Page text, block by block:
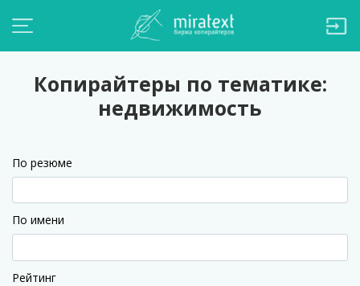
Копирайтеры по тематике:
недвижимость
По резюме
По имени
Рейтинг